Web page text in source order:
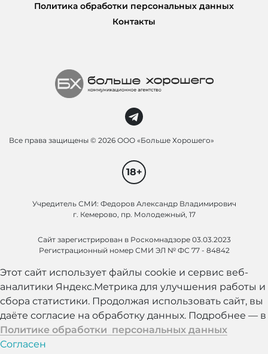
Политика обработки персональных данных
Контакты
Все права защищены © 2026 ООО «Больше Хорошего»
18+
Учредитель СМИ: Федоров Александр Владимирович
г. Кемерово, пр. Молодежный, 17
Сайт зарегистрирован в Роскомнадзоре 03.03.2023
Регистрационный номер СМИ ЭЛ № ФС 77 - 84842
Этот сайт использует файлы cookie и сервис веб-
аналитики Яндекс.Метрика для улучшения работы и
сбора статистики. Продолжая использовать сайт, вы
даёте согласие на обработку данных. Подробнее — в
Политике обработки персональных данных
Согласен